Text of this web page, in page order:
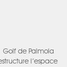
de Palmola
l’espace